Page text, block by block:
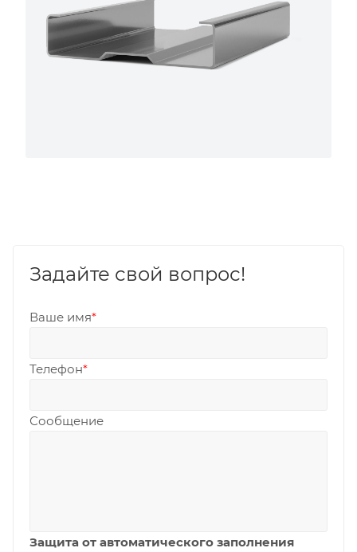
Задайте свой вопрос!
Ваше имя*
Телефон*
Сообщение
Защита от автоматического заполнения